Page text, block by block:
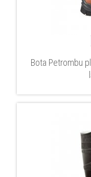
Bota Petrombu